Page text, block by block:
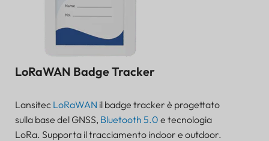
LoRaWAN Badge Tracker
Lansitec LoRaWAN il badge tracker è progettato
sulla base del GNSS, Bluetooth 5.0 e tecnologia
LoRa. Supporta il tracciamento indoor e outdoor.